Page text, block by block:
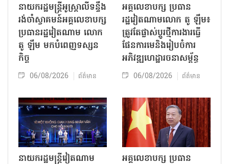
នាយករដ្ឋមន្ត្រីអូស្ត្រាលីទន្ទឹង
រង់ចាំស្វាគមន៍អគ្គលេខាបក្ស
ប្រធានរដ្ឋវៀតណាម លោក
តូ ឡឹម មកបំពេញទស្សន
កិច្ច
06/08/2026 ព័ត៌មាន
អគ្គលេខាបក្ស ប្រធាន
រដ្ឋវៀតណាមលោក តូ ឡឹម៖
ត្រូវតែផ្លាស់ប្ដូរថ្មីការងារធ្វើ
ផែនការមេនិងរៀបចំការ
អភិវឌ្ឍហេដ្ឋារចនាសម្ព័ន្ធ
06/08/2026 ព័ត៌មាន
នាយករដ្ឋមន្ត្រីវៀតណាម
អគ្គលេខាបក្ស ប្រធាន